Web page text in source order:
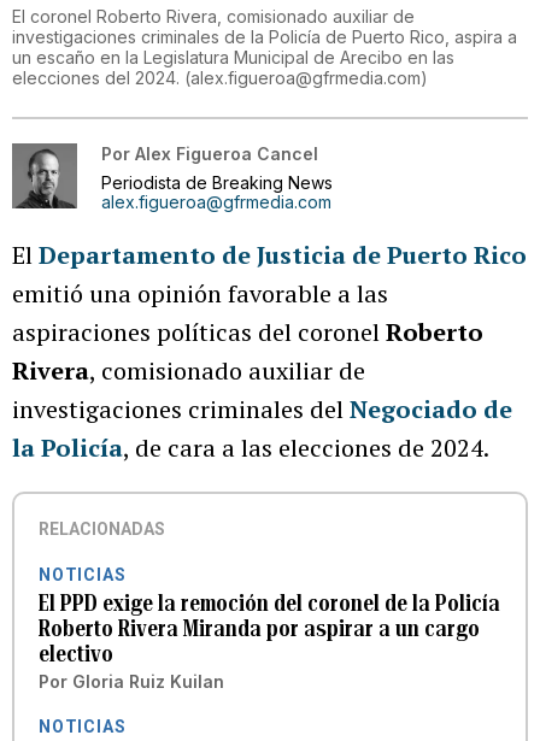
El coronel Roberto Rivera, comisionado auxiliar de
investigaciones criminales de la Policía de Puerto Rico, aspira a
un escaño en la Legislatura Municipal de Arecibo en las
elecciones del 2024. (alex.figueroa@gfrmedia.com)
Por Alex Figueroa Cancel
Periodista de Breaking News
alex.figueroa@gfrmedia.com
ElDepartamento de Justicia de Puerto Rico
emitió una opinión favorable a las
aspiraciones políticas del coronelRoberto
Rivera, comisionado auxiliar de
investigaciones criminales delNegociado de
la Policía, de cara a las elecciones de 2024.
RELACIONADAS
NOTICIAS
El PPD exige la remoción del coronel de la Policía
Roberto Rivera Miranda por aspirar a un cargo
electivo
Por Gloria Ruiz Kuilan
NOTICIAS